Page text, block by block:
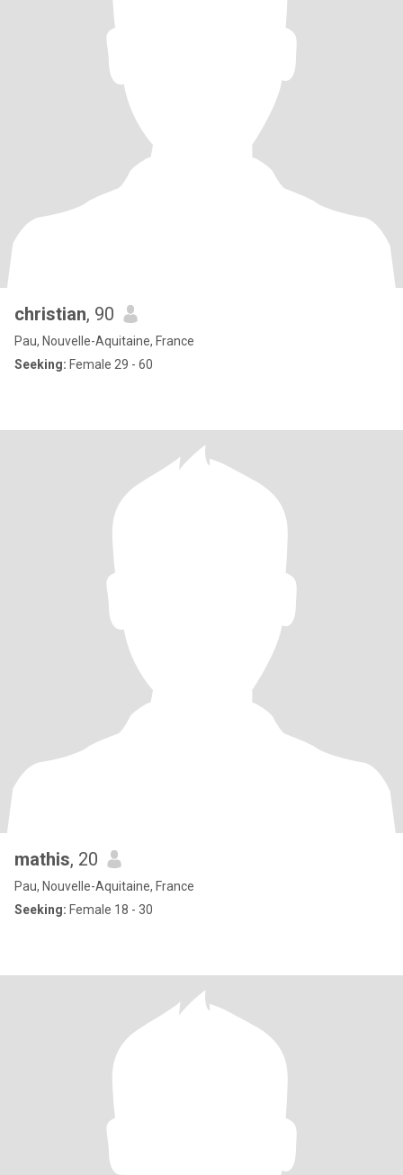
christian, 90
Pau, Nouvelle-Aquitaine, France
Seeking: Female 29 - 60
mathis, 20
Pau, Nouvelle-Aquitaine, France
Seeking: Female 18 - 30